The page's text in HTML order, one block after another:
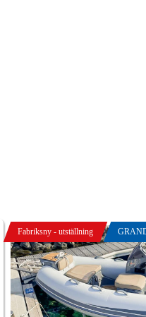
Fabriksny - utställning